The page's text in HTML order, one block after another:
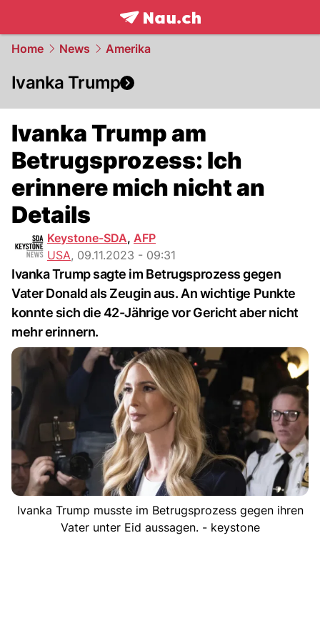
frontpage.NAU.ch
Home News Amerika
Ivanka Trump
Ivanka Trump am
Betrugsprozess: Ich
erinnere mich nicht an
Details
Keystone-SDA, AFP
USA, 09.11.2023 - 09:31
Ivanka Trump sagte im Betrugsprozess gegen
Vater Donald als Zeugin aus. An wichtige Punkte
konnte sich die 42-Jährige vor Gericht aber nicht
mehr erinnern.
Ivanka Trump musste im Betrugsprozess gegen ihren
Vater unter Eid aussagen. - keystone